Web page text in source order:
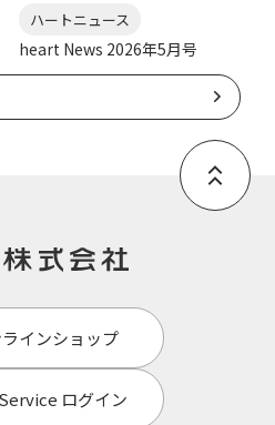
ハートニュース
heart News 2026年5月号
インショップ
ログイン